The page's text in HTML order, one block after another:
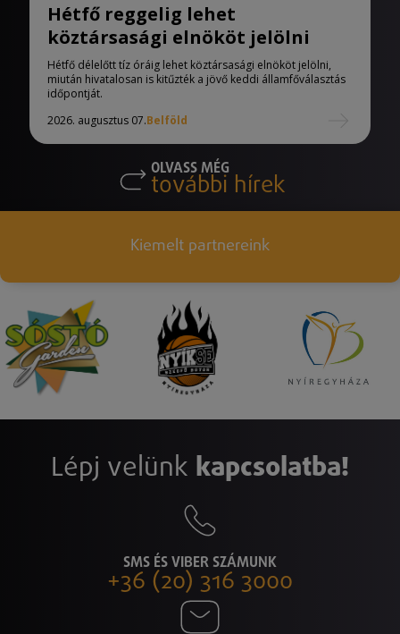
Hétfő reggelig lehet
köztársasági elnököt jelölni
Hétfő délelőtt tíz óráig lehet köztársasági elnököt jelölni,
miután hivatalosan is kitűzték a jövő keddi államfőválasztás
időpontját.
2026. augusztus 07.Belföld
OLVASS MÉG
további hírek
Kiemelt partnereink
Lépj velünk kapcsolatba!
SMS ÉS VIBER SZÁMUNK
+36 (20) 316 3000